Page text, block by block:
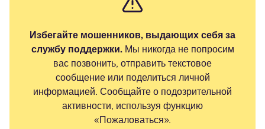
Избегайте мошенников, выдающих себя за
службу поддержки.Мы никогда не попросим
вас позвонить, отправить текстовое
сообщение или поделиться личной
информацией. Сообщайте о подозрительной
активности, используя функцию
«Пожаловаться».